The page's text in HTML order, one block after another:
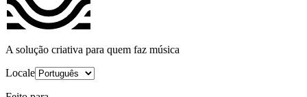
A solução criativa para quem faz música
Locale